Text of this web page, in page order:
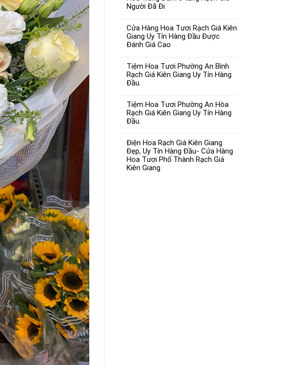
Người Đã Đi
Cửa Hàng Hoa Tươi Rạch Giá Kiên
Giang Uy Tín Hàng Đầu Được
Đánh Giá Cao
Tiệm Hoa Tươi Phường An Bình
Rạch Giá Kiên Giang Uy Tín Hàng
Đầu.
Tiệm Hoa Tươi Phường An Hòa
Rạch Giá Kiên Giang Uy Tín Hàng
Đầu.
Điện Hoa Rạch Giá Kiên Giang
Đẹp, Uy Tín Hàng Đầu- Cửa Hàng
Hoa Tươi Phố Thành Rạch Giá
Kiên Giang